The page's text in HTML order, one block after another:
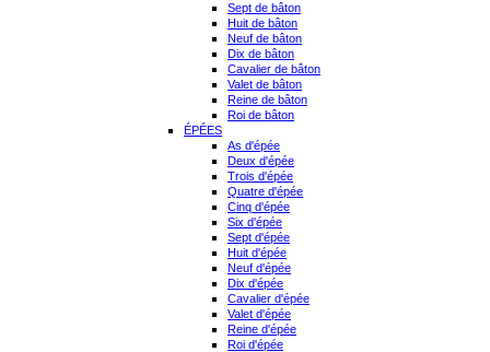
Sept de bâton
Huit de bâton
Neuf de bâton
Dix de bâton
Cavalier de bâton
Valet de bâton
Reine de bâton
Roi de bâton
ÉPÉES
As d'épée
Deux d'épée
Trois d'épée
Quatre d'épée
Cinq d'épée
Six d'épée
Sept d'épée
Huit d'épée
Neuf d'épée
Dix d'épée
Cavalier d'épée
Valet d'épée
Reine d'épée
Roi d'épée